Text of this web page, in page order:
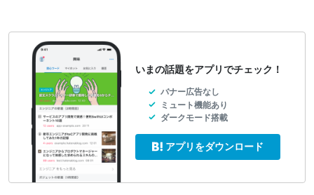
いまの話題をアプリでチェック！
バナー広告なし
ミュート機能あり
ダークモード搭載
アプリをダウンロード